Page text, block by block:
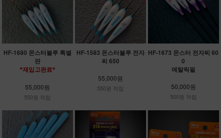
HF-1680 몬스터블루 특별
판
*재입고완료*
55,000원
550원 적립
HF-1583 몬스터블루 전자
찌 650
55,000원
550원 적립
HF-1673 몬스터 전자찌 60
0
메탈릭필
50,000원
500원 적립